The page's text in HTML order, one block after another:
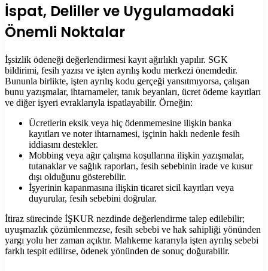
İspat, Deliller ve Uygulamadaki
Önemli Noktalar
İşsizlik ödeneği değerlendirmesi kayıt ağırlıklı yapılır. SGK
bildirimi, fesih yazısı ve işten ayrılış kodu merkezi önemdedir.
Bununla birlikte, işten ayrılış kodu gerçeği yansıtmıyorsa, çalışan
bunu yazışmalar, ihtarnameler, tanık beyanları, ücret ödeme kayıtları
ve diğer işyeri evraklarıyla ispatlayabilir. Örneğin:
Ücretlerin eksik veya hiç ödenmemesine ilişkin banka
kayıtları ve noter ihtarnamesi, işçinin haklı nedenle fesih
iddiasını destekler.
Mobbing veya ağır çalışma koşullarına ilişkin yazışmalar,
tutanaklar ve sağlık raporları, fesih sebebinin irade ve kusur
dışı olduğunu gösterebilir.
İşyerinin kapanmasına ilişkin ticaret sicil kayıtları veya
duyurular, fesih sebebini doğrular.
İtiraz sürecinde İŞKUR nezdinde değerlendirme talep edilebilir;
uyuşmazlık çözümlenmezse, fesih sebebi ve hak sahipliği yönünden
yargı yolu her zaman açıktır. Mahkeme kararıyla işten ayrılış sebebi
farklı tespit edilirse, ödenek yönünden de sonuç doğurabilir.